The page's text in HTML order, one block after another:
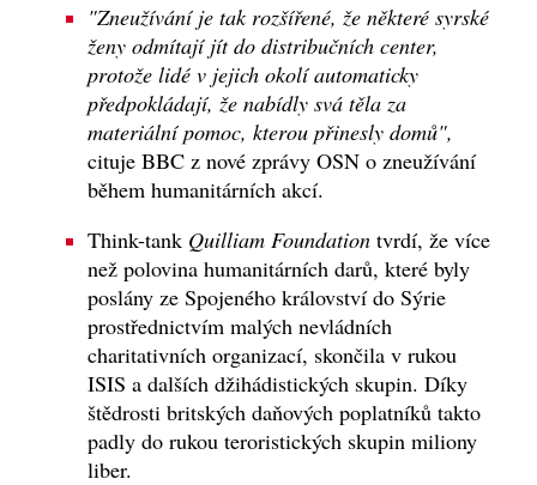
"Zneužívání je tak rozšířené, že některé syrské
ženy odmítají jít do distribučních center,
protože lidé v jejich okolí automaticky
předpokládají, že nabídly svá těla za
materiální pomoc, kterou přinesly domů",
cituje BBC z nové zprávy OSN o zneužívání
během humanitárních akcí.
Think-tank Quilliam Foundation tvrdí, že více
než polovina humanitárních darů, které byly
poslány ze Spojeného království do Sýrie
prostřednictvím malých nevládních
charitativních organizací, skončila v rukou
ISIS a dalších džihádistických skupin. Díky
štědrosti britských daňových poplatníků takto
padly do rukou teroristických skupin miliony
liber.